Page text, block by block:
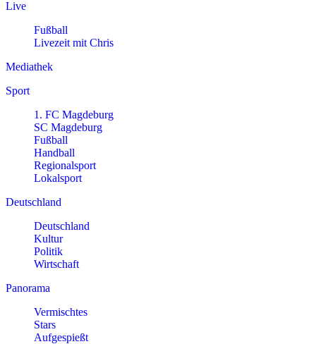
Live
Fußball
Livezeit mit Chris
Mediathek
Sport
1. FC Magdeburg
SC Magdeburg
Fußball
Handball
Regionalsport
Lokalsport
Deutschland
Deutschland
Kultur
Politik
Wirtschaft
Panorama
Vermischtes
Stars
Aufgespießt